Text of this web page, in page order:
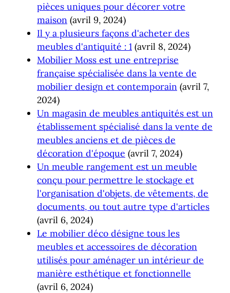
pièces uniques pour décorer votre
maison (avril 9, 2024)
Il y a plusieurs façons d'acheter des
meubles d'antiquité : 1 (avril 8, 2024)
Mobilier Moss est une entreprise
française spécialisée dans la vente de
mobilier design et contemporain (avril 7,
2024)
Un magasin de meubles antiquités est un
établissement spécialisé dans la vente de
meubles anciens et de pièces de
décoration d'époque (avril 7, 2024)
Un meuble rangement est un meuble
conçu pour permettre le stockage et
l'organisation d'objets, de vêtements, de
documents, ou tout autre type d'articles
(avril 6, 2024)
Le mobilier déco désigne tous les
meubles et accessoires de décoration
utilisés pour aménager un intérieur de
manière esthétique et fonctionnelle
(avril 6, 2024)